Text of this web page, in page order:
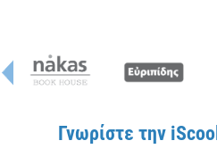
Γνωρίστε την